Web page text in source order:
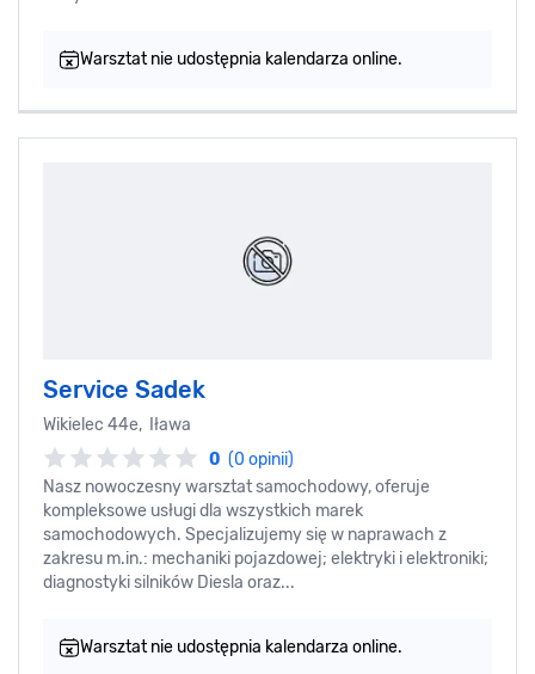
Warsztat nie udostępnia kalendarza online.
Service Sadek
Wikielec 44e, Iława
0 (0 opinii)
Nasz nowoczesny warsztat samochodowy, oferuje
kompleksowe usługi dla wszystkich marek
samochodowych. Specjalizujemy się w naprawach z
zakresu m.in.: mechaniki pojazdowej; elektryki i elektroniki;
diagnostyki silników Diesla oraz...
Warsztat nie udostępnia kalendarza online.